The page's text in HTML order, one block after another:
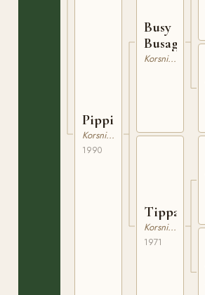
Pippi
Korsningsponny
1990
Busy
Busaglo
Korsning / Ras saknas
Tippan
Korsning / Ras saknas
1971